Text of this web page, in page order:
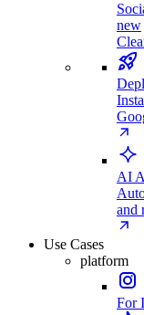
new
AI
and
Use Cases
platform
For